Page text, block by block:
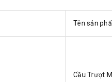
Tên sản
Cầu Trượt